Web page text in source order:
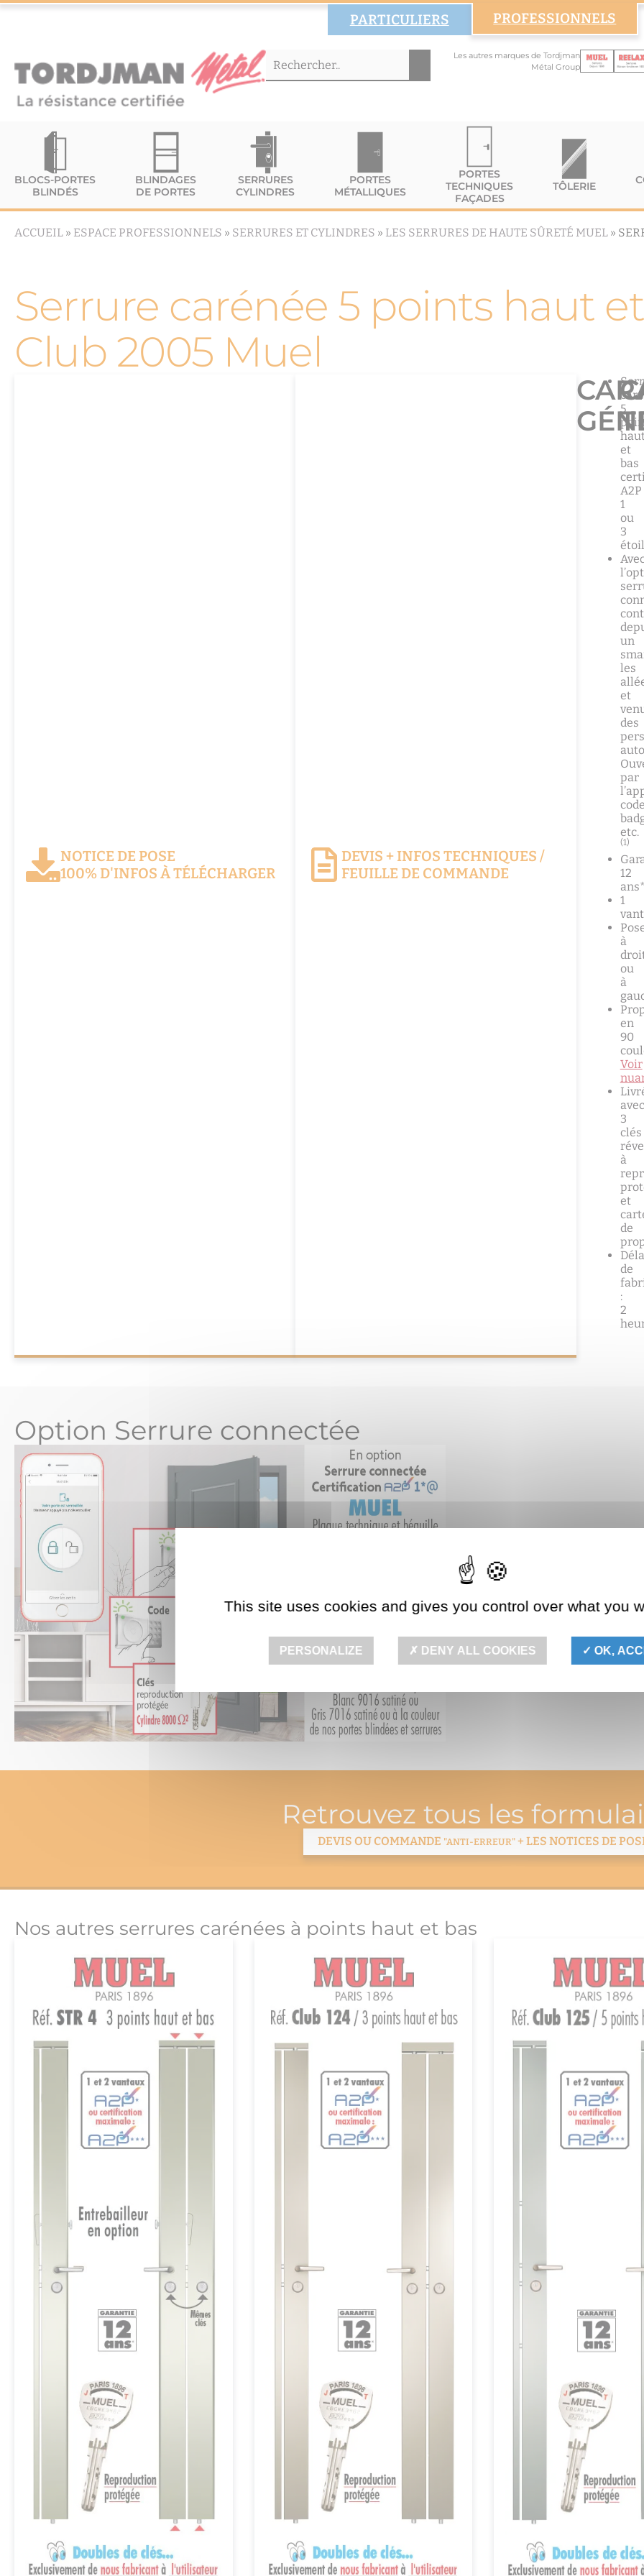
PARTICULIERS PROFESSIONNELS
Les autres marques de Tordjman
Métal Group
BLOCS-PORTES
BLINDÉS
BLINDAGES
DE PORTES
SERRURES
CYLINDRES
PORTES
MÉTALLIQUES
PORTES
TECHNIQUES
FAÇADES
TÔLERIE
ACCUEIL » ESPACE PROFESSIONNELS » SERRURES ET CYLINDRES » LES SERRURES DE HAUTE SÛRETÉ MUEL »
Serrure carénée 5 points haut
Club 2005 Muel
NOTICE DE POSE
100% D'INFOS À TÉLÉCHARGER
DEVIS + INFOS TECHNIQUES /
FEUILLE DE COMMANDE
5
haut
et
bas
A2P
1
ou
3
un
les
et
des
par
etc.
(1)
12
ans*
1
à
ou
à
en
90
Voir
avec
3
clés
à
et
de
de
:
2
Option Serrure connectée
Retrouvez tous les
DEVIS OU COMMANDE "ANTI-ERREUR"+ LES NOTICES DE
Nos autres serrures carénées à points haut et bas
This site uses cookies and gives you control over what you
PERSONALIZE DENY ALL COOKIES OK,